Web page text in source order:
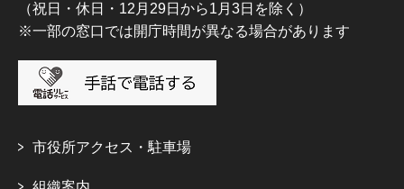
（祝日・休日・12月29日から1月3日を除く）
※一部の窓口では開庁時間が異なる場合があります
市役所アクセス・駐車場